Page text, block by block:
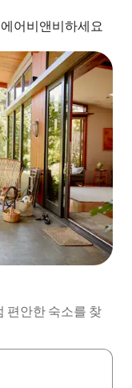
어비앤비하세요
편안한 숙소를 찾
거나 터치 또는 스와이